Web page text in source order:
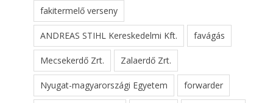
fakitermelő verseny
ANDREAS STIHL Kereskedelmi Kft. favágás
Mecsekerdő Zrt. Zalaerdő Zrt.
Nyugat-magyarországi Egyetem forwarder